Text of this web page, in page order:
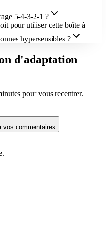
5-4-3-2-1 ?
pour utiliser cette boîte à
hypersensibles ?
d'adaptation
pour vous recentrer.
vos commentaires